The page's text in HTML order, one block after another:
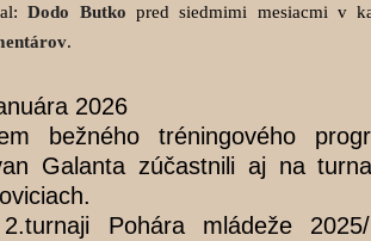
Dodo Butko pred siedmimi mesiacmi v
.
2026
bežného tréningového
Galanta zúčastnili aj na
Pohára mládeže